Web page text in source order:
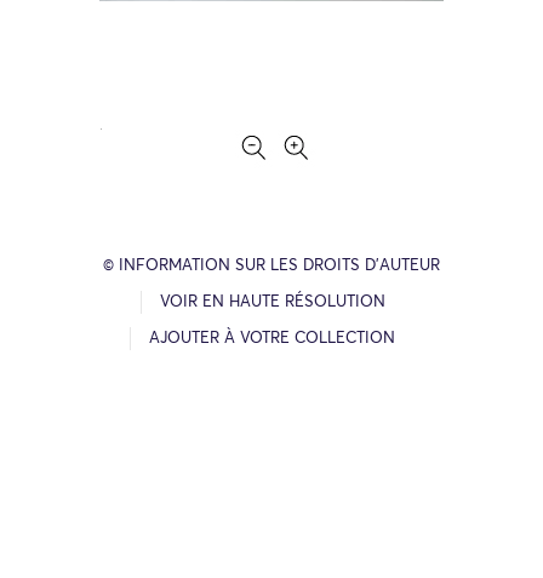
© INFORMATION SUR LES DROITS D’AUTEUR
VOIR EN HAUTE RÉSOLUTION
AJOUTER À VOTRE COLLECTION